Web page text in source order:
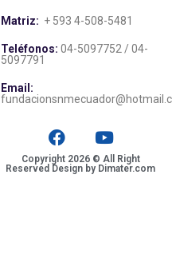
Matriz: + 593 4-508-5481
Teléfonos: 04-5097752 / 04-
5097791
Email:
Copyright 2026 © All Right
Reserved Design by Dimater.com